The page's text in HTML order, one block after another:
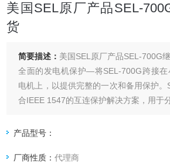
美国SEL原厂产品SEL-
货
简要描述： 美国SEL原厂产品SEL-700G
全面的发电机保护—将SEL-700G跨接在
电机上，以提供完整的一次和备用保护
合IEEE 1547的互连保护解决方案，用于
产品型号：
厂商性质：代理商